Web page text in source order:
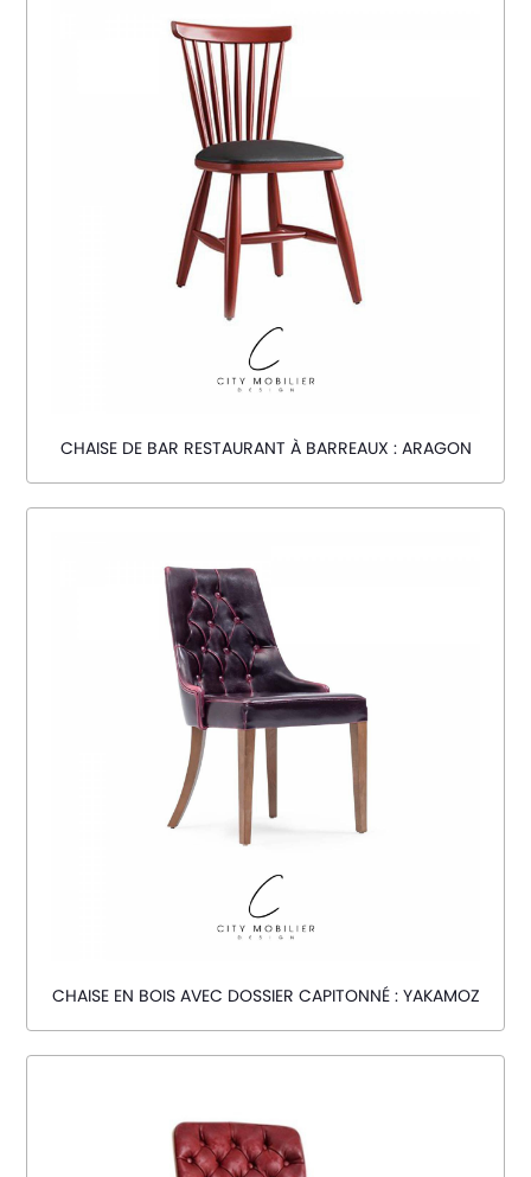
CHAISE DE BAR RESTAURANT À BARREAUX : ARAGON
CHAISE EN BOIS AVEC DOSSIER CAPITONNÉ : YAKAMOZ